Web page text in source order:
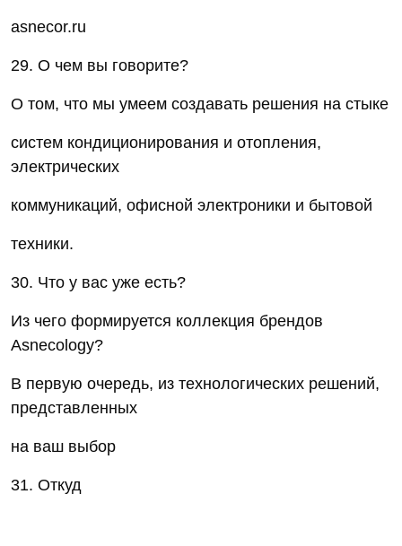
asnecor.ru
29. О чем вы говорите?
О том, что мы умеем создавать решения на стыке
систем кондиционирования и отопления,
электрических
коммуникаций, офисной электроники и бытовой
техники.
30. Что у вас уже есть?
Из чего формируется коллекция брендов
Asnecology?
В первую очередь, из технологических решений,
представленных
на ваш выбор
31. Откуд